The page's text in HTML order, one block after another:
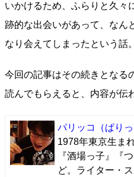
いかけるため、ふらりと久々
跡的な出会いがあって、なん
なり会えてしまったという話。
今回の記事はその続きとなる
読んでもらえると、内容が伝
パリッコ
（ぱりっ
1978年東京生ま
『酒場っ子』『
ど。ライター・